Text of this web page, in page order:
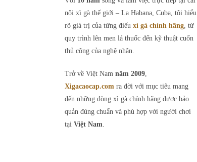
nôi xì gà thế giới – La Habana, Cuba, tôi hiểu
rõ giá trị của từng điếuxì gà chính hãng, từ
quy trình lên men lá thuốc đến kỹ thuật cuốn
thủ công của nghệ nhân.
Trở về Việt Namnăm 2009,
Xigacaocap.com ra đời với mục tiêu mang
đến những dòng xì gà chính hãng được bảo
quản đúng chuẩn và phù hợp với người chơi
tạiViệt Nam.